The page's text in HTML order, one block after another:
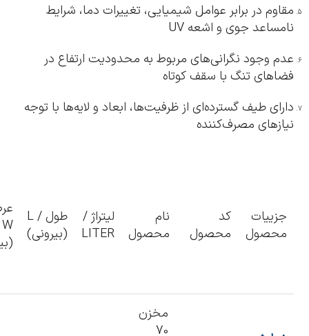
مقاوم در برابر عوامل شیمیایی، تغییرات دما، شرایط
نامساعد جوی و اشعه UV
عدم وجود نگرانی‌های مربوط به محدودیت ارتفاع در
فضاهای تنگ با سقف کوتاه
دارای طیف گسترده‌ای از ظرفیت‌ها، ابعاد و لایه‌ها با توجه
نیازهای مصرف‌کننده
جزییات
محصول
کد
محصول
نام
محصول
لیتراژ /
LITER
طول / L
(بیرونی)
W
مخزن
70